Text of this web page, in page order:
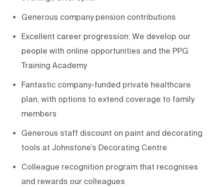
Generous company pension contributions
Excellent career progression: We develop our
people with online opportunities and the PPG
Training Academy
Fantastic company-funded private healthcare
plan, with options to extend coverage to family
members
Generous staff discount on paint and decorating
tools at Johnstone’s Decorating Centre
Colleague recognition program that recognises
and rewards our colleagues